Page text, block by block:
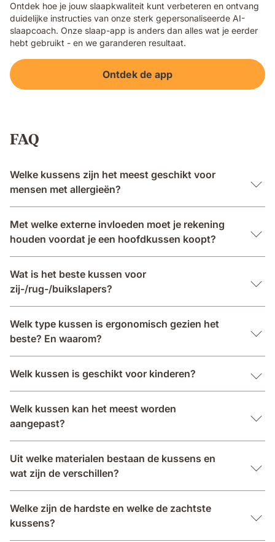
Ontdek hoe je jouw slaapkwaliteit kunt verbeteren en ontvang
duidelijke instructies van onze sterk gepersonaliseerde AI-
slaapcoach. Onze slaap-app is anders dan alles wat je eerder
hebt gebruikt - en we garanderen resultaat.
Ontdek de app
FAQ
Welke kussens zijn het meest geschikt voor
mensen met allergieën?
Met welke externe invloeden moet je rekening
houden voordat je een hoofdkussen koopt?
Wat is het beste kussen voor
zij-/rug-/buikslapers?
Welk type kussen is ergonomisch gezien het
beste? En waarom?
Welk kussen is geschikt voor kinderen?
Welk kussen kan het meest worden
aangepast?
Uit welke materialen bestaan de kussens en
wat zijn de verschillen?
Welke zijn de hardste en welke de zachtste
kussens?